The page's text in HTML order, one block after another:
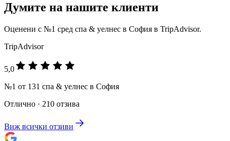
Думите на нашите клиенти
Оценени с №1 сред спа & уелнес в София в TripAdvisor.
TripAdvisor
5,0
№1 от 131 спа & уелнес в София
Отлично · 210 отзива
Виж всички отзиви